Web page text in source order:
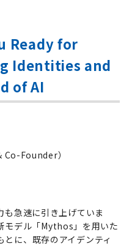
Ready for
Identities and
of AI
Founder）
急速に引き上げていま
デル「Mythos」を用いた
に、既存のアイデンティ